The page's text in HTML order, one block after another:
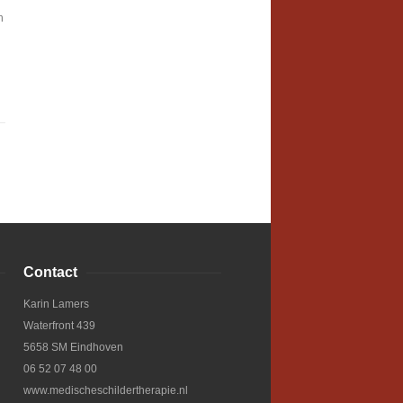
Contact
Karin Lamers
Waterfront 439
5658 SM Eindhoven
06 52 07 48 00
www.medischeschildertherapie.nl